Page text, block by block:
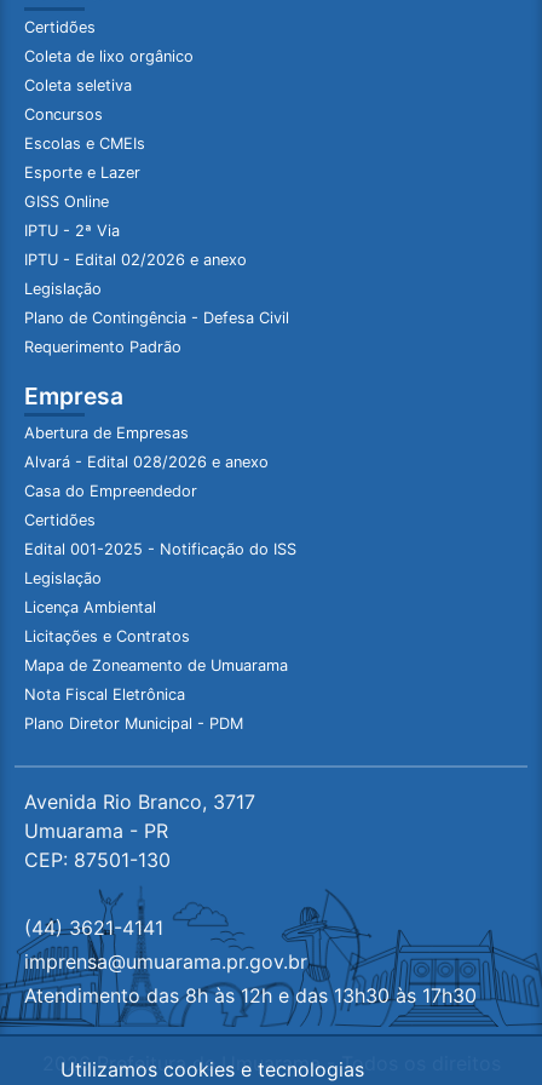
Certidões
Coleta de lixo orgânico
Coleta seletiva
Concursos
Escolas e CMEIs
Esporte e Lazer
GISS Online
IPTU - 2ª Via
IPTU - Edital 02/2026 e anexo
Legislação
Plano de Contingência - Defesa Civil
Requerimento Padrão
Empresa
Abertura de Empresas
Alvará - Edital 028/2026 e anexo
Casa do Empreendedor
Certidões
Edital 001-2025 - Notificação do ISS
Legislação
Licença Ambiental
Licitações e Contratos
Mapa de Zoneamento de Umuarama
Nota Fiscal Eletrônica
Plano Diretor Municipal - PDM
Avenida Rio Branco, 3717
Umuarama - PR
CEP: 87501-130
(44) 3621-4141
imprensa@umuarama.pr.gov.br
Atendimento das 8h às 12h e das 13h30 às 17h30
2026 Prefeitura de Umuarama - Todos os direitos
Utilizamos cookies e tecnologias